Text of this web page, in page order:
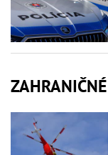
ZAHRANIČNÉ